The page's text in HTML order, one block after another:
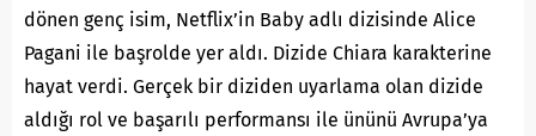
dönen genç isim, Netflix’in Baby adlı dizisinde Alice
Pagani ile başrolde yer aldı. Dizide Chiara karakterine
hayat verdi. Gerçek bir diziden uyarlama olan dizide
aldığı rol ve başarılı performansı ile ününü Avrupa’ya